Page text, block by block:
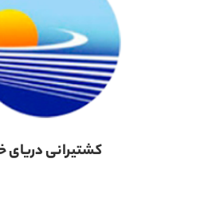
کشتیرانی دریای خزر